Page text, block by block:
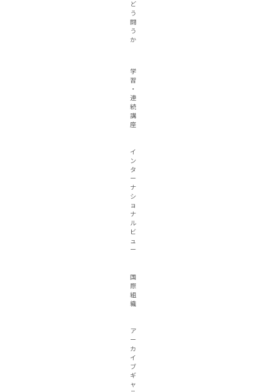
ど
う
闘
う
か
学
習
・
連
続
講
座
イ
ン
タ
ー
ナ
シ
ョ
ナ
ル
ビ
ュ
ー
国
際
組
織
ア
ー
カ
イ
ブ
ギ
ャ